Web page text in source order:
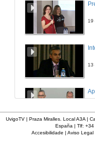
19
13
UvigoTV | Praza Miralles. Local A3A |
España | Tlf:
Accesibilidade | Aviso Legal